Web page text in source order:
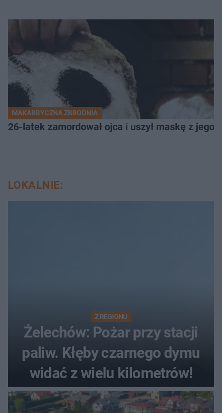
MAKABRYCZNA ZBRODNIA
26-latek zamordował ojca i uszył maskę z
LOKALNIE:
Z REGIONU
Żelechów: Pożar przy stacji
paliw. Kłęby czarnego dymu
widać z wielu kilometrów!